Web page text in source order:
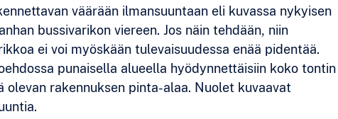
väärään ilmansuuntaan eli kuvassa nykyisen
bussivarikon viereen. Jos näin tehdään, niin
ei voi myöskään tulevaisuudessa enää pidentää.
punaisella alueella hyödynnettäisiin koko tontin
olevan rakennuksen pinta-alaa. Nuolet kuvaavat